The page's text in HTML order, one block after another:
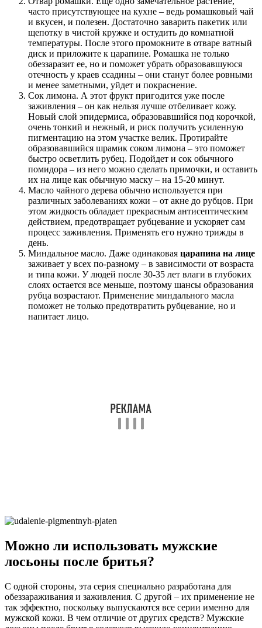
часто присутствующее на кухне – ведь ромашковый чай
и вкусен, и полезен. Достаточно заварить пакетик или
щепотку в чистой кружке и остудить до комнатной
температуры. После этого промокните в отваре ватный
диск и приложите к царапине. Ромашка не только
обеззаразит ее, но и поможет убрать образовавшуюся
отечность у краев ссадины – они станут более ровными
и менее заметными, уйдет и покраснение.
Сок лимона. А этот фрукт пригодится уже после
заживления – он как нельзя лучше отбеливает кожу.
Новый слой эпидермиса, образовавшийся под корочкой,
очень тонкий и нежный, и риск получить усиленную
пигментацию на этом участке велик. Протирайте
образовавшийся шрамик соком лимона – это поможет
быстро осветлить рубец. Подойдет и сок обычного
помидора – из него можно сделать примочки, и оставить
их на лице как обычную маску – на 15-20 минут.
Масло чайного дерева обычно используется при
различных заболеваниях кожи – от акне до рубцов. При
этом жидкость обладает прекрасным антисептическим
действием, предотвращает рубцевание и ускоряет сам
процесс заживления. Применять его нужно трижды в
день.
Миндальное масло. Даже одинаковая царапина на лице
заживает у всех по-разному – в зависимости от возраста
и типа кожи. У людей после 30-35 лет влаги в глубоких
слоях остается все меньше, поэтому шансы образования
рубца возрастают. Применение миндального масла
поможет не только предотвратить рубцевание, но и
напитает лицо.
Можно ли использовать мужские
лосьоны после бритья?
С одной стороны, эта серия специально разработана для
обеззараживания и заживления. С другой – их применение не
так эффектно, поскольку выпускаются все серии именно для
мужской кожи. В чем отличие от других средств? Мужские